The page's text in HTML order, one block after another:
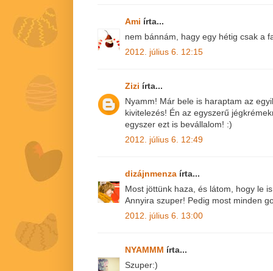
Ami írta...
nem bánnám, hagy egy hétig csak a
2012. július 6. 12:15
Zizi írta...
Nyamm! Már bele is haraptam az
kivitelezés! Én az egyszerű
egyszer ezt is bevállalom! :)
2012. július 6. 12:49
dizájnmenza írta...
Most jöttünk haza, és látom, hogy le
Annyira szuper! Pedig most minden
2012. július 6. 13:00
NYAMMM írta...
Szuper:)